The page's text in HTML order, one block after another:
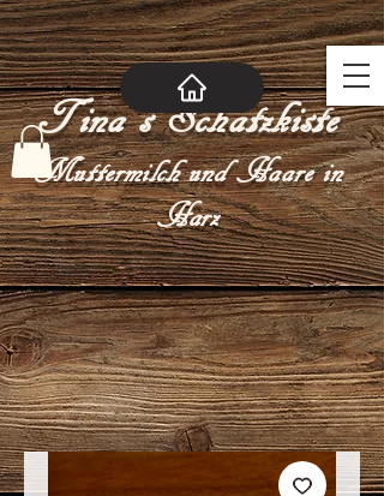
Tina´s Schatzkiste
Muttermilch und Haare in
Harz